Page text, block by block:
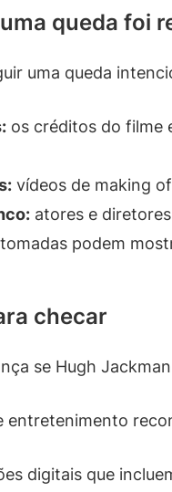
queda foi
uma queda
os créditos do filme
vídeos de making
atores e
podem
checar
se Hugh
entretenimento
digitais que